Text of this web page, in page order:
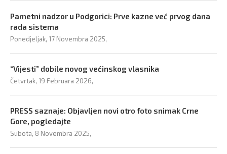
Pametni nadzor u Podgorici: Prve kazne već prvog dana
rada sistema
Ponedjeljak, 17 Novembra 2025,
“Vijesti” dobile novog većinskog vlasnika
Četvrtak, 19 Februara 2026,
PRESS saznaje: Objavljen novi otro foto snimak Crne
Gore, pogledajte
Subota, 8 Novembra 2025,